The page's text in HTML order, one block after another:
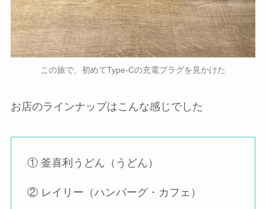
この旅で、初めてType-Cの充電プラグを見かけた
お店のラインナップはこんな感じでした
① 釜喜利うどん（うどん）
② レイリー（ハンバーグ・カフェ）